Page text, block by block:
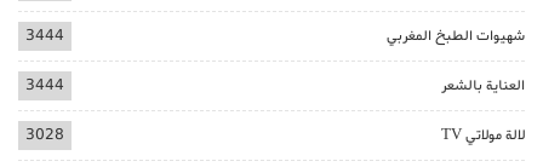
شهيوات الطبخ المغربي 3444
العناية بالشعر 3444
لالة مولاتي TV 3028